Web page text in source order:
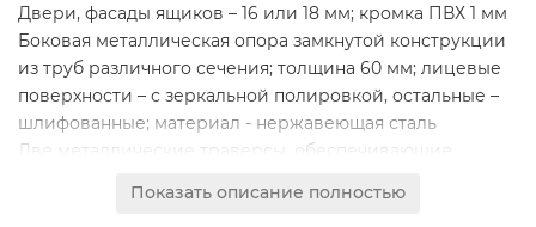
Двери, фасады ящиков – 16 или 18 мм; кромка ПВХ 1 мм
Боковая металлическая опора замкнутой конструкции
из труб различного сечения; толщина 60 мм; лицевые
поверхности – с зеркальной полировкой, остальные –
шлифованные; материал - нержавеющая сталь
Две металлические траверсы, обеспечивающие
шлифованная нержавеющая сталь
Показать описание полностью